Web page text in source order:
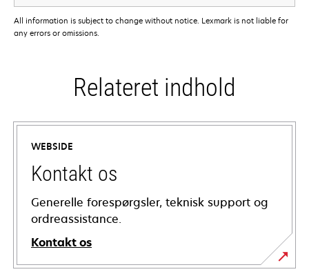
All information is subject to change without notice. Lexmark is not liable for
any errors or omissions.
Relateret indhold
WEBSIDE
Kontakt os
Generelle forespørgsler, teknisk support og
ordreassistance.
Kontakt os